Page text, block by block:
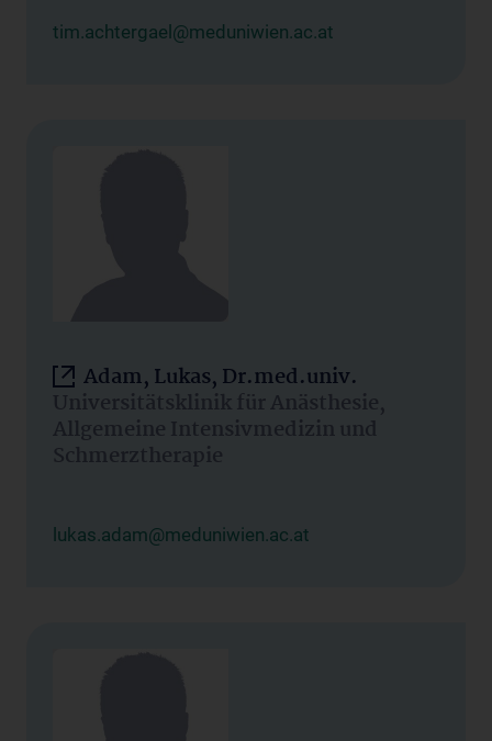
tim.achtergael@meduniwien.ac.at
Adam, Lukas, Dr.med.univ.
Universitätsklinik für Anästhesie,
Allgemeine Intensivmedizin und
Schmerztherapie
lukas.adam@meduniwien.ac.at